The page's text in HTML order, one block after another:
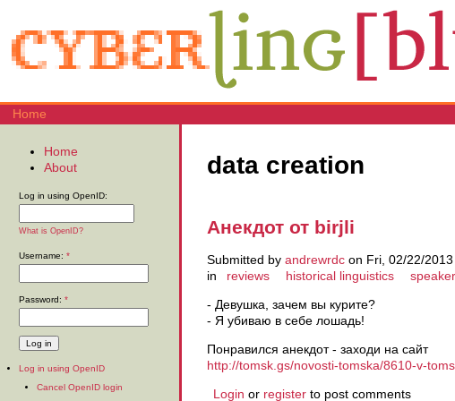
Home
data creation
Анекдот от birjli
Submitted by andrewrdc on Fri, 02/22/
in
reviews historical linguistics
- Девушка, зачем вы курите?
- Я убиваю в себе лошадь!
Понравился анекдот - заходи на сайт
http://tomsk.gs/novosti-tomska/8610-v-
Login or register to post comments
Home
About
Log in using OpenID:
What is OpenID?
Username: *
Password: *
Log in using OpenID
Cancel OpenID login